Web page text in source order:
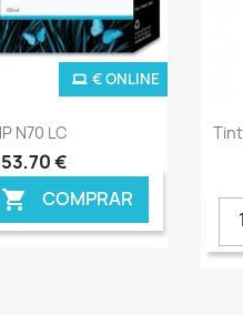
Ver+
N70 LC
€
 COMPRAR
€ ONLINE